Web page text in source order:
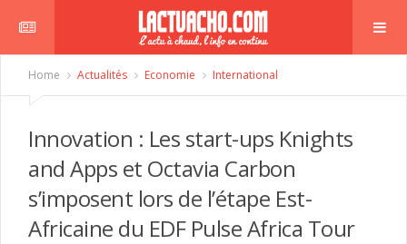
Home Actualités Economie International
Innovation : Les start-ups Knights
and Apps et Octavia Carbon
s’imposent lors de l’étape Est-
Africaine du EDF Pulse Africa Tour